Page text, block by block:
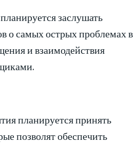
заслушать
о самых острых проблемах в
и взаимодействия
планируется принять
позволят обеспечить